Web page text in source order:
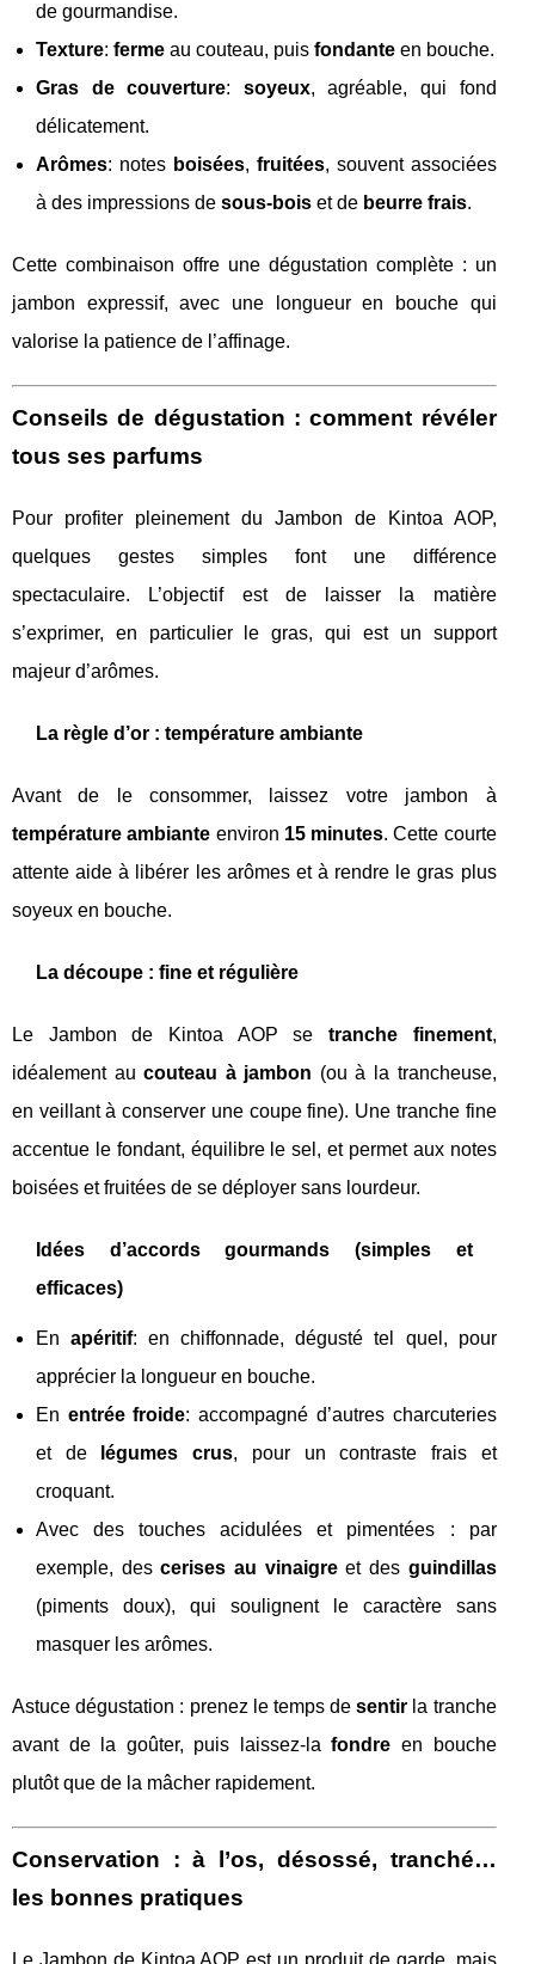
de gourmandise.
Texture: ferme au couteau, puis fondante en bouche.
Gras de couverture: soyeux, agréable, qui fond
délicatement.
Arômes: notes boisées, fruitées, souvent associées
à des impressions de sous-bois et de beurre frais.
Cette combinaison offre une dégustation complète : un
jambon expressif, avec une longueur en bouche qui
valorise la patience de l’affinage.
Conseils de dégustation : comment révéler
tous ses parfums
Pour profiter pleinement du Jambon de Kintoa AOP,
quelques gestes simples font une différence
spectaculaire. L’objectif est de laisser la matière
s’exprimer, en particulier le gras, qui est un support
majeur d’arômes.
La règle d’or : température ambiante
Avant de le consommer, laissez votre jambon à
température ambiante environ 15 minutes. Cette courte
attente aide à libérer les arômes et à rendre le gras plus
soyeux en bouche.
La découpe : fine et régulière
Le Jambon de Kintoa AOP se tranche finement,
idéalement aucouteau à jambon (ou à la trancheuse,
en veillant à conserver une coupe fine). Une tranche fine
accentue le fondant, équilibre le sel, et permet aux notes
boisées et fruitées de se déployer sans lourdeur.
Idées d’accords gourmands (simples et
efficaces)
Enapéritif: en chiffonnade, dégusté tel quel, pour
apprécier la longueur en bouche.
En entrée froide: accompagné d’autres charcuteries
et de
légumes crus, pour un contraste frais et
croquant.
Avec des touches acidulées et pimentées : par
exemple, descerises au vinaigreet des guindillas
(piments doux), qui soulignent le caractère sans
masquer les arômes.
Astuce dégustation : prenez le temps desentir la tranche
avant de la goûter, puis laissez-lafondre en bouche
plutôt que de la mâcher rapidement.
Conservation : à l’os, désossé, tranché…
les bonnes pratiques